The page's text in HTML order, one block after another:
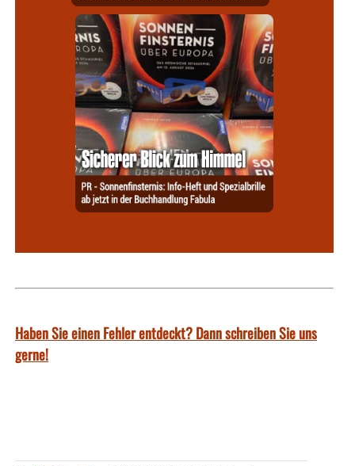
Haben Sie einen Fehler entdeckt? Dann schreiben Sie uns
gerne!